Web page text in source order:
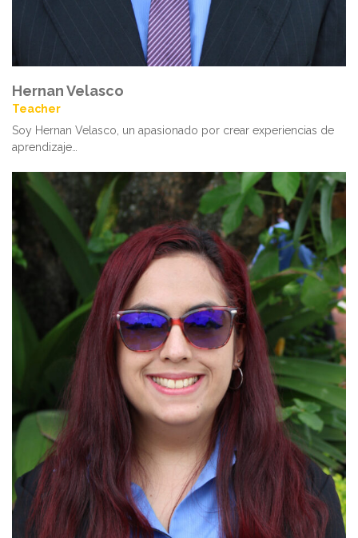
Hernan Velasco
Teacher
Soy Hernan Velasco, un apasionado por crear experiencias de
aprendizaje…